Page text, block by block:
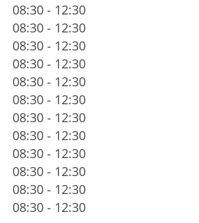
08:30 - 12:30
08:30 - 12:30
08:30 - 12:30
08:30 - 12:30
08:30 - 12:30
08:30 - 12:30
08:30 - 12:30
08:30 - 12:30
08:30 - 12:30
08:30 - 12:30
08:30 - 12:30
08:30 - 12:30